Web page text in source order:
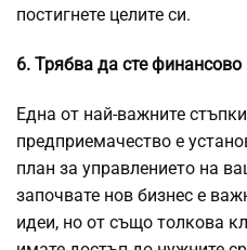
постигнете целите си.
6. Трябва да сте финансово
Една от най-важните
предприемачество е
план за управлението на
започвате нов бизнес е
идеи, но от също толкова